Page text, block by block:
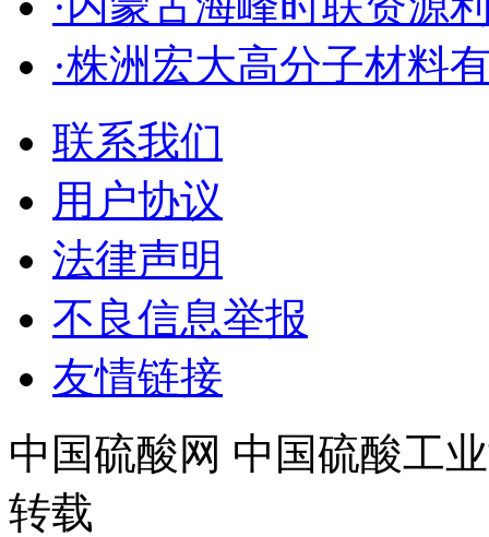
·株洲宏大高分子材料
联系我们
用户协议
法律声明
不良信息举报
友情链接
中国硫酸网 中国硫酸工
转载